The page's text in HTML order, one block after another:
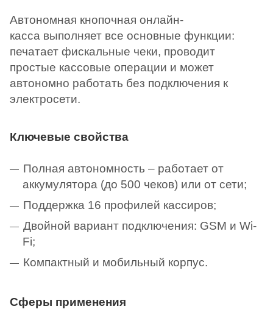
Автономная кнопочная онлайн-
касса выполняет все основные функции:
печатает фискальные чеки, проводит
простые кассовые операции и может
автономно работать без подключения к
электросети.
Ключевые свойства
Полная автономность – работает от
аккумулятора (до 500 чеков) или от сети;
Поддержка 16 профилей кассиров;
Двойной вариант подключения: GSM и Wi-
Fi;
Компактный и мобильный корпус.
Сферы применения